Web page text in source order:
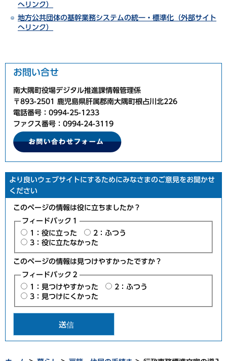
へリンク）
地方公共団体の基幹業務システムの統一・標準化（外部サイト
へリンク）
お問い合せ
南大隅町役場デジタル推進課情報管理係
〒893-2501 鹿児島県肝属郡南大隅町根占川北226
電話番号：0994-25-1233
ファクス番号：0994-24-3119
より良いウェブサイトにするためにみなさまのご意見をお聞かせ
ください
このページの情報は役に立ちましたか？
フィードバック１
1：役に立った
2：ふつう
3：役に立たなかった
このページの情報は見つけやすかったですか？
フィードバック２
1：見つけやすかった
2：ふつう
3：見つけにくかった